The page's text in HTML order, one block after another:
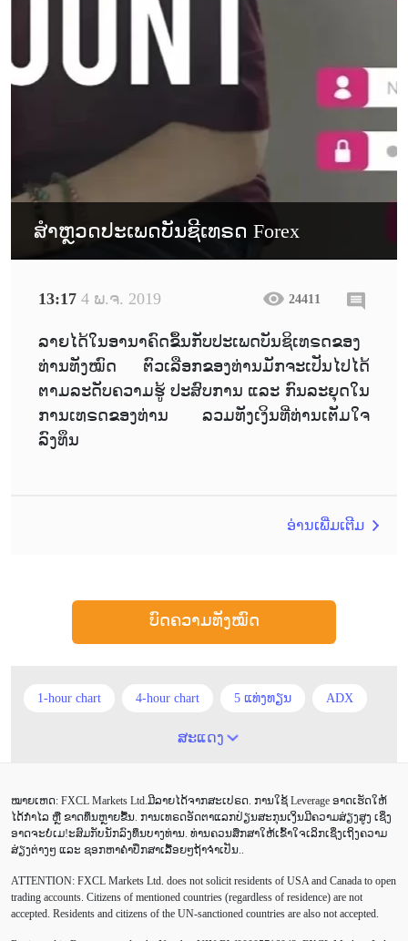
ສຳຫຼວດປະເພດບັນຊີເທຣດ Forex
13:17 4 ພ.ຈ. 2019 24411
ລາຍໄດ້ໃນອານາຄົດຂຶ້ນກັບປະເພດບັນຊິເທຣດຂອງ
ທ່ານທັງໝົດ ຕົວເລືອກຂອງທ່ານມັກຈະເປັນໄປໄດ້
ຕາມລະດັບຄວາມຮູ້ ປະສົບການ ແລະ ກົນລະຍຸດໃນ
ການເທຣດຂອງທ່ານ ລວມທັງເງິນທີ່ທ່ານເຕັມໃຈ
ລົງທຶນ
ອ່ານເພີ່ມເຕີມ
ບົດຄວາມທັງໝົດ
1-hour chart 4-hour chart 5 ແທ່ງທຽນ ADX
Alexander Elder
Buy Stop CAD CHF COVID-19 CPI
Canadian dollar Charles Dow
Chinese Yuan Correlation Matrix D1 DailyFX
Default mode network Doji EA EA ເຊີງລຸກ
ສະແດງ
ໝາຍເຫດ: FXCL Markets Ltd.ມີລາຍໄດ້ຈາກສະເປຣດ. ການໃຊ້ Leverage ອາດເຮັດໃຫ້
ໄດ້ກຳໄລ ຫຼື ຂາດທຶນຫຼາຍຂື້ນ. ການເທຣດອັດຕາແລກປ່ຽນສະກຸນເງິນມີຄວາມສ່ຽງສູງ ເຊິ່ງ
ອາດຈະບໍ່ເມ!ະສົມກັບນັກລົງທຶນບາງທ່ານ. ທ່ານຄວນສຶກສາໃຫ້ເຂົ້າໃຈເລິກເຊິ່ງເຖິງຄວາມ
ສ່ຽງຕ່າງໆ ແລະ ຊອກຫາຄຳປຶກສາເລື້ອຍໆຖ້າຈຳເປັນ..
ATTENTION: FXCL Markets Ltd. does not solicit residents of USA and Canada to open
trading accounts. Citizens of mentioned countries (regardless of residence) are not
accepted. Residents and citizens of the UN-sanctioned countries are also not accepted.